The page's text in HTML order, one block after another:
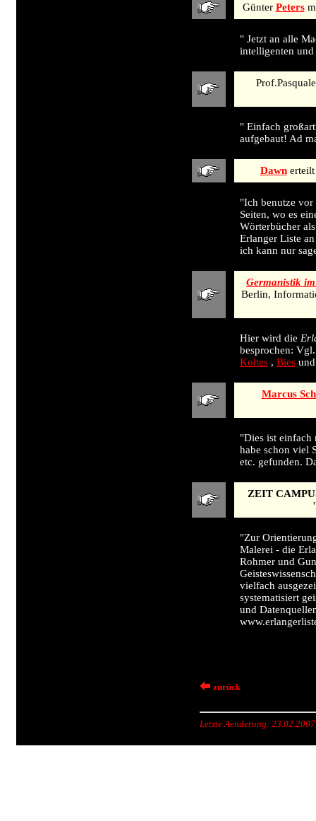
Günter Peters
" Jetzt an alle
intelligenten
" Einfach
aufgebaut! Ad
Dawnerteilt
"Ich benutze
Seiten, wo es
Wörterbücher
Erlanger Liste
ich kann nur
Germanistik
Berlin,
Hier wird die
besprochen:
Koltes , Bies
Marcus
"Dies ist
habe schon viel
etc. gefunden.
ZEIT
"Zur
Malerei - die
Rohmer und
vielfach
systematisiert
und
zurück
Letzte Aenderung: